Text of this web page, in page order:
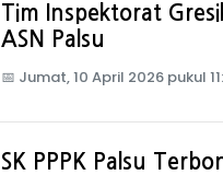
Tim Inspektorat
ASN Palsu
📅 Jumat, 10 April 2026 pukul
SK PPPK Palsu